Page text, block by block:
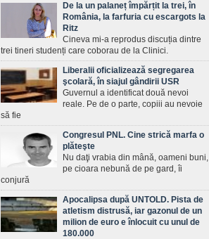
De la un palaneț împărțit la trei, în
România, la farfuria cu escargots la
Ritz
Cineva mi-a reprodus discuția dintre
trei tineri studenți care coborau de la Clinici.
Liberalii oficializează segregarea
şcolară, în siajul gândirii USR
Guvernul a identificat două nevoi
reale. Pe de o parte, copiii au nevoie
să fie
Congresul PNL. Cine strică marfa o
plăteşte
Nu daţi vrabia din mână, oameni buni,
pe cioara nebună de pe gard, îi
conjură
Apocalipsa după UNTOLD. Pista de
atletism distrusă, iar gazonul de un
milion de euro e înlocuit cu unul de
180.000